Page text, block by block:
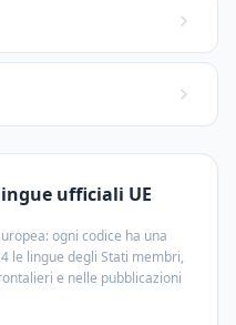
ufficiali UE
ogni codice ha una
le lingue degli Stati membri,
e nelle pubblicazioni